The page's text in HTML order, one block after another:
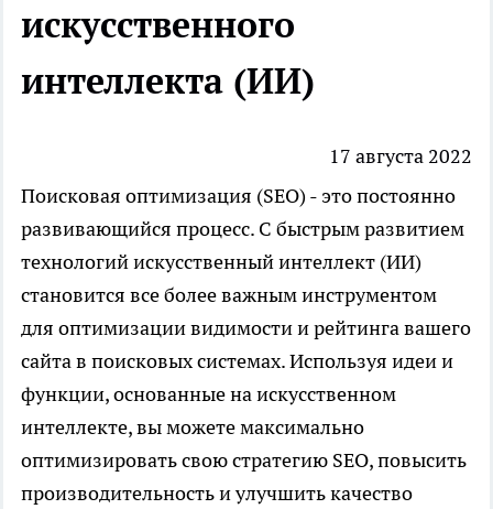
искусственного
интеллекта (ИИ)
17 августа 2022
Поисковая оптимизация (SEO) - это постоянно
развивающийся процесс. С быстрым развитием
технологий искусственный интеллект (ИИ)
становится все более важным инструментом
для оптимизации видимости и рейтинга вашего
сайта в поисковых системах. Используя идеи и
функции, основанные на искусственном
интеллекте, вы можете максимально
оптимизировать свою стратегию SEO, повысить
производительность и улучшить качество